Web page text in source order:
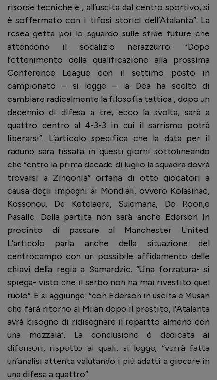
risorse tecniche e , all’uscita dal centro sportivo, si
è soffermato con i tifosi storici dell’Atalanta”. La
rosea getta poi lo sguardo sulle sfide future che
attendono il sodalizio nerazzurro: “Dopo
l’ottenimento della qualificazione alla prossima
Conference League con il settimo posto in
campionato – si legge – la Dea ha scelto di
cambiare radicalmente la filosofia tattica , dopo un
decennio di difesa a tre, ecco la svolta, sarà a
quattro dentro al 4-3-3 in cui il sarrismo potrà
liberarsi”. L’articolo specifica che la data per il
raduno sarà fissata in questi giorni sottolineando
che “entro la prima decade di luglio la squadra dovrà
trovarsi a Zingonia” orfana di otto giocatori a
causa degli impegni ai Mondiali, ovvero Kolasinac,
Kossonou, De Ketelaere, Sulemana, De Roon,e
Pasalic. Della partita non sarà anche Ederson in
procinto di passare al Manchester United.
L’articolo parla anche della situazione del
centrocampo con un possibile affidamento delle
chiavi della regia a Samardzic. “Una forzatura- si
spiega- visto che il serbo non ha mai rivestito quel
ruolo”. E si aggiunge: “con Ederson in uscita e Musah
che farà ritorno al Milan dopo il prestito, l’Atalanta
avrà bisogno di ridisegnare il repartto almeno con
una mezzala”. La conclusione è dedicata ai
difensori, rispetto ai quali, si legge, “verrà fatta
un’analisi attenta valutando i più adatti a giocare in
una difesa a quattro”.